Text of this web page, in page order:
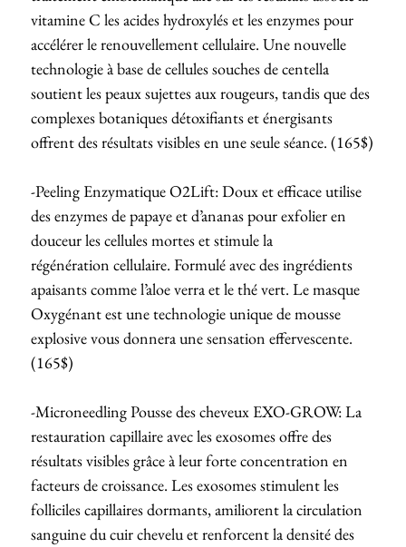
vitamine C les acides hydroxylés et les enzymes pour
accélérer le renouvellement cellulaire. Une nouvelle
technologie à base de cellules souches de centella
soutient les peaux sujettes aux rougeurs, tandis que des
complexes botaniques détoxifiants et énergisants
offrent des résultats visibles en une seule séance. (165$)
-Peeling Enzymatique O2Lift: Doux et efficace utilise
des enzymes de papaye et d’ananas pour exfolier en
douceur les cellules mortes et stimule la
régénération cellulaire. Formulé avec des ingrédients
apaisants comme l’aloe verra et le thé vert. Le masque
Oxygénant est une technologie unique de mousse
explosive vous donnera une sensation effervescente.
(165$)
-Microneedling Pousse des cheveux EXO-GROW: La
restauration capillaire avec les exosomes offre des
résultats visibles grâce à leur forte concentration en
facteurs de croissance. Les exosomes stimulent les
folliciles capillaires dormants, amiliorent la circulation
sanguine du cuir chevelu et renforcent la densité des